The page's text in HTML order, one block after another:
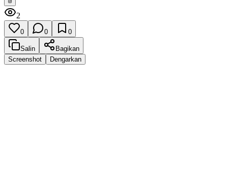
2
0 0 0
Salin
Bagikan
Screenshot
Dengarkan